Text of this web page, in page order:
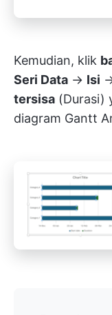
Kemudian, klik
Seri Data → Isi
tersisa (Durasi)
diagram Gantt